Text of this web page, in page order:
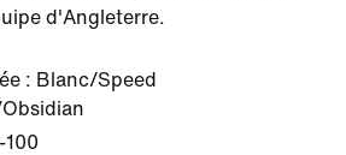
d'Angleterre.
: Blanc/Speed
100